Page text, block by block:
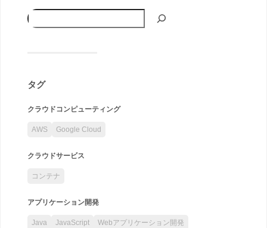
タグ
クラウドコンピューティング
AWS Google Cloud
クラウドサービス
コンテナ
アプリケーション開発
Java JavaScript
Webアプリケーション開発